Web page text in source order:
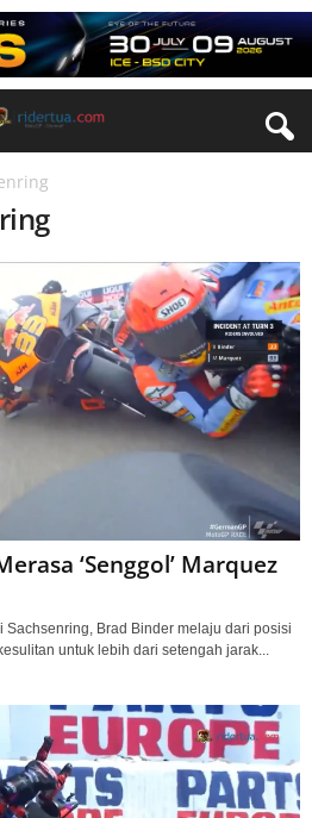
‘Senggol’ Marquez
Sachsenring, Brad Binder melaju dari posisi
untuk lebih dari setengah jarak...